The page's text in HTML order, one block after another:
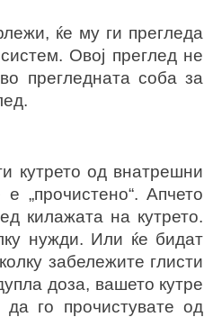
ќе му ги прегледа
Овој преглед не
прегледната соба за
кутрето од внатрешни
„прочистено“. Апчето
килажата на кутрето.
нужди. Или ќе бидат
забележите глисти
доза, вашето кутре
го прочистувате од